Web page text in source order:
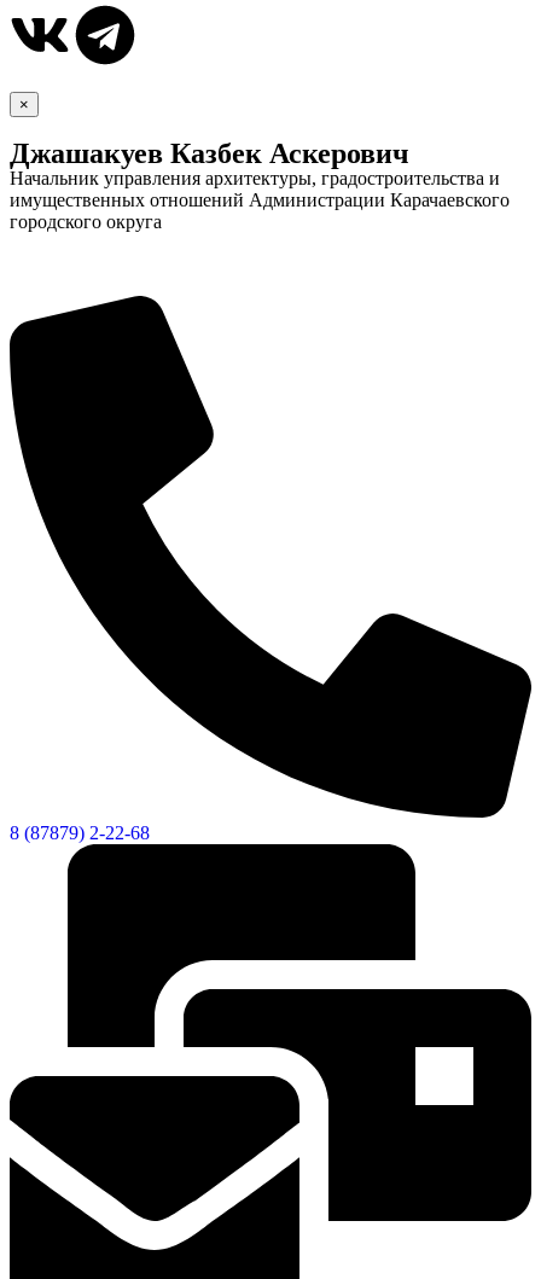
×
Джашакуев Казбек Аскерович
Начальник управления архитектуры, градостроительства и
имущественных отношений Администрации Карачаевского
городского округа
8 (87879) 2-22-68